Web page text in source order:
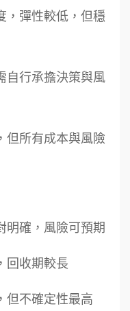
，彈性較低，但穩
自行承擔決策與風
但所有成本與風險
明確，風險可預期
回收期較長
但不確定性最高